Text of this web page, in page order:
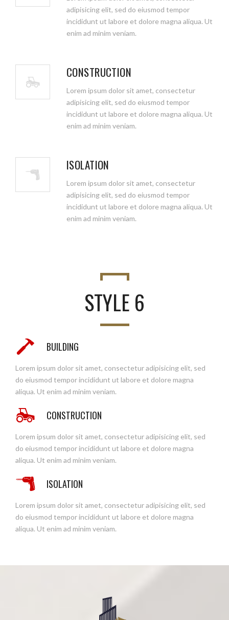
adipisicing elit, sed do eiusmod tempor
incididunt ut labore et dolore magna aliqua. Ut
enim ad minim veniam.
CONSTRUCTION
Lorem ipsum dolor sit amet, consectetur
adipisicing elit, sed do eiusmod tempor
incididunt ut labore et dolore magna aliqua. Ut
enim ad minim veniam.
ISOLATION
Lorem ipsum dolor sit amet, consectetur
adipisicing elit, sed do eiusmod tempor
incididunt ut labore et dolore magna aliqua. Ut
enim ad minim veniam.
STYLE 6
BUILDING
Lorem ipsum dolor sit amet, consectetur adipisicing elit, sed
do eiusmod tempor incididunt ut labore et dolore magna
aliqua. Ut enim ad minim veniam.
CONSTRUCTION
Lorem ipsum dolor sit amet, consectetur adipisicing elit, sed
do eiusmod tempor incididunt ut labore et dolore magna
aliqua. Ut enim ad minim veniam.
ISOLATION
Lorem ipsum dolor sit amet, consectetur adipisicing elit, sed
do eiusmod tempor incididunt ut labore et dolore magna
aliqua. Ut enim ad minim veniam.